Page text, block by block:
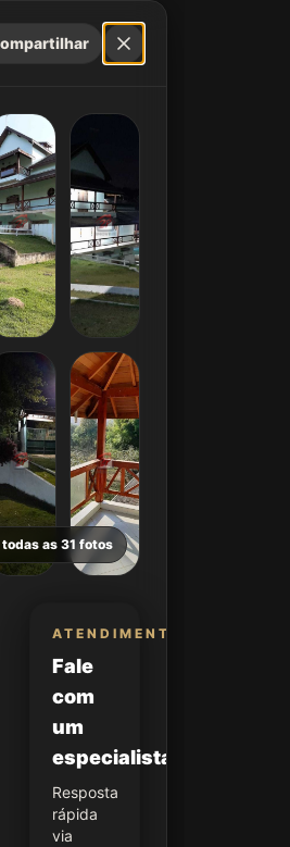
todas as 31 fotos
ATENDIMENTO
Fale
com
um
especialista
Resposta
rápida
via